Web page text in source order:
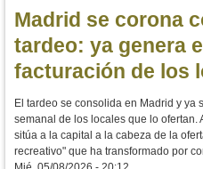
Madrid se corona
tardeo: ya genera
facturación de los
El tardeo se consolida en Madrid y ya
semanal de los locales que lo ofertan.
sitúa a la capital a la cabeza de la
recreativo" que ha transformado por